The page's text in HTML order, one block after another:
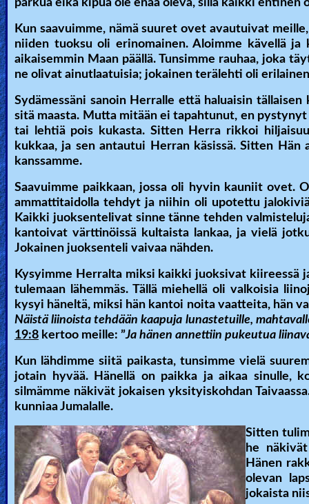
parkua eikä kipua ole enää oleva, sillä kaikki entinen
Kun saavuimme, nämä suuret ovet avautuivat
niiden tuoksu oli erinomainen. Aloimme kävellä
aikaisemmin Maan päällä. Tunsimme rauhaa, joka
ne olivat ainutlaatuisia; jokainen terälehti oli
Sydämessäni sanoin Herralle että haluaisin
sitä maasta. Mutta mitään ei tapahtunut, en
tai lehtiä pois kukasta. Sitten Herra rikkoi
kukkaa, ja sen antautui Herran käsissä. Sitten
kanssamme.
Saavuimme paikkaan, jossa oli hyvin kauniit
ammattitaidolla tehdyt ja niihin oli upotettu
Kaikki juoksentelivat sinne tänne tehden
kantoivat värttinöissä kultaista lankaa, ja vielä
Jokainen juoksenteli vaivaa nähden.
Kysyimme Herralta miksi kaikki juoksivat kiireessä
tulemaan lähemmäs. Tällä miehellä oli valkoisia
kysyi häneltä, miksi hän kantoi noita vaatteita, hän
Näistä liinoista tehdään kaapuja lunastetuille,
19:8 kertoo meille: ”Ja hänen annettiin pukeutua
Kun lähdimme siitä paikasta, tunsimme vielä
jotain hyvää. Hänellä on paikka ja aikaa sinulle,
silmämme näkivät jokaisen yksityiskohdan
kunniaa Jumalalle.
Sitten
he
Hänen
olevan
jokaista